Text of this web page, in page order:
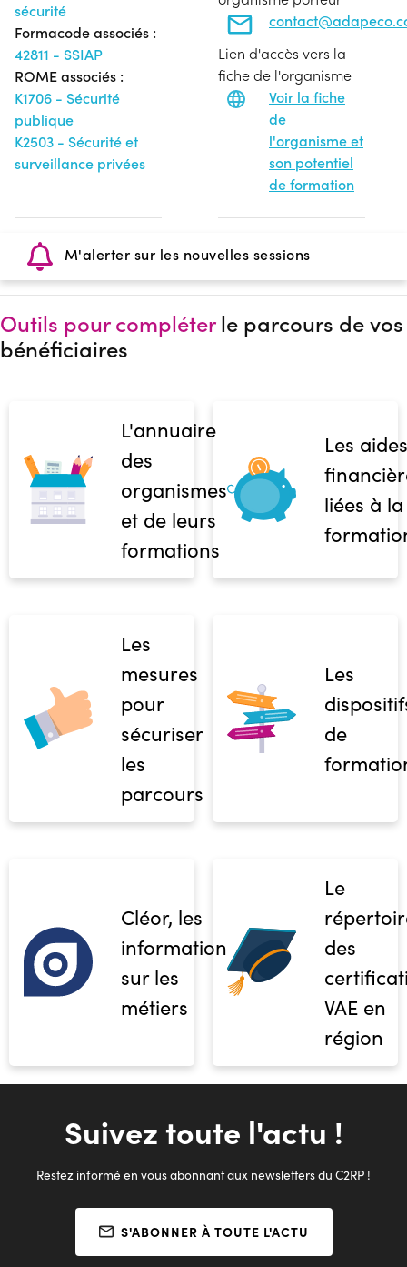
sécurité
Formacode associés :
42811 - SSIAP
ROME associés :
K1706 - Sécurité
publique
K2503 - Sécurité et
surveillance privées
Lien d'accès vers la
fiche de l'organisme
Voir la fiche
de
l'organisme et
son potentiel
de formation
M'alerter sur les nouvelles sessions
Outils pour compléterle parcours de vos
bénéficiaires
L'annuaire
des
organismes
et de leurs
formations
Les aides
liées à la
Les
mesures
pour
sécuriser
les
parcours
Les
de
Cléor, les
informations
sur les
métiers
Le
des
VAE en
région
Suivez toute l'actu !
Restez informé en vous abonnant aux newsletters du C2RP !
S'ABONNER À TOUTE L'ACTU